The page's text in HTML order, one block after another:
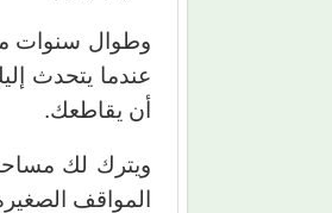
وطوال سنوات
عندما يتحدث
أن يقاطعك.
ويترك لك
المواقف